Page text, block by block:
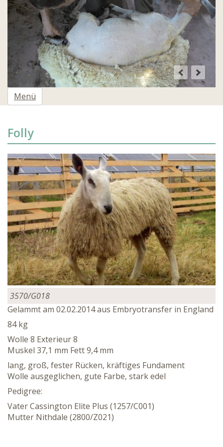
Menü
Folly
3570/G018
Gelammt am 02.02.2014 aus Embryotransfer in England
84 kg
Wolle 8 Exterieur 8
Muskel 37,1 mm Fett 9,4 mm
lang, groß, fester Rücken, kräftiges Fundament
Wolle ausgeglichen, gute Farbe, stark edel
Pedigree:
Vater Cassington Elite Plus (1257/C001)
Mutter Nithdale (2800/Z021)